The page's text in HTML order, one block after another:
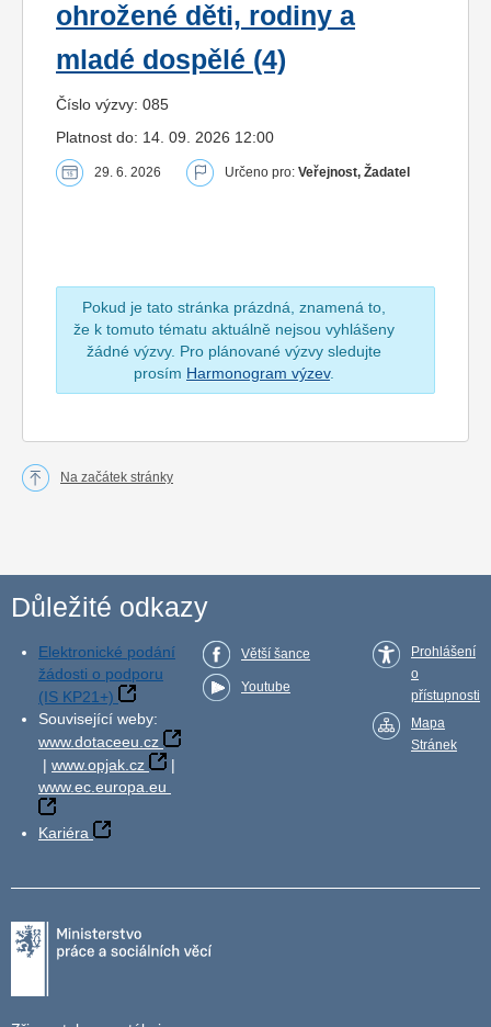
ohrožené děti, rodiny a
mladé dospělé (4)
Číslo výzvy: 085
Platnost do: 14. 09. 2026 12:00
29. 6. 2026 Určeno pro: Veřejnost, Žadatel
Pokud je tato stránka prázdná, znamená to,
že k tomuto tématu aktuálně nejsou vyhlášeny
žádné výzvy. Pro plánované výzvy sledujte
prosím Harmonogram výzev.
Na začátek stránky
Důležité odkazy
Elektronické podání
žádosti o podporu
(IS KP21+)
Související weby:
www.dotaceeu.cz
| www.opjak.cz
|
www.ec.europa.eu
Kariéra
Větší šance
Youtube
Prohlášení
o
přístupnosti
Mapa
Stránek